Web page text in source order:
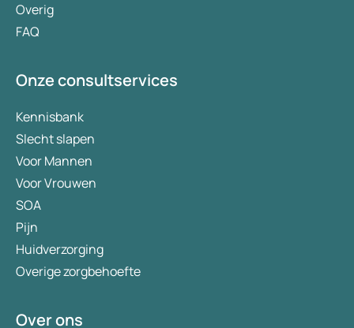
Overig
FAQ
Onze consultservices
Kennisbank
Slecht slapen
Voor Mannen
Voor Vrouwen
SOA
Pijn
Huidverzorging
Overige zorgbehoefte
Over ons